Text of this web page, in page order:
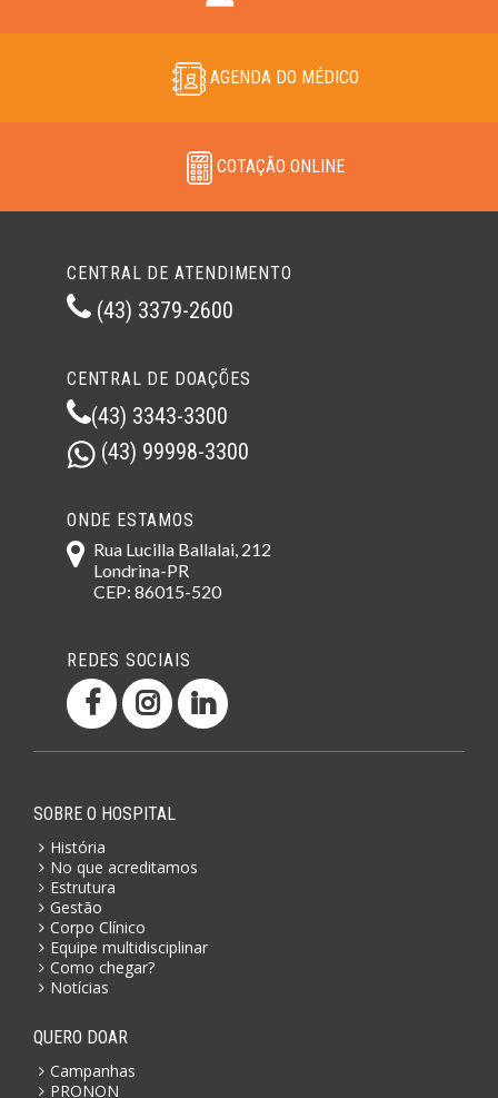
AGENDA DO MÉDICO
COTAÇÃO ONLINE
CENTRAL DE ATENDIMENTO
(43) 3379-2600
CENTRAL DE DOAÇÕES
(43) 3343-3300
(43) 99998-3300
ONDE ESTAMOS
Rua Lucilla Ballalai, 212
Londrina-PR
CEP: 86015-520
REDES SOCIAIS
SOBRE O HOSPITAL
História
No que acreditamos
Estrutura
Gestão
Corpo Clínico
Equipe multidisciplinar
Como chegar?
Notícias
QUERO DOAR
Campanhas
PRONON